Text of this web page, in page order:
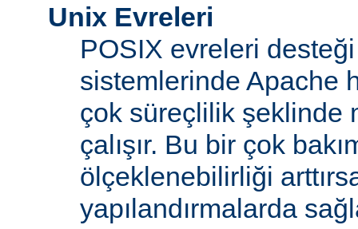
Unix Evreleri
POSIX evreleri
sistemlerinde Apache
çok süreçlilik şeklinde
çalışır. Bu bir çok
ölçeklenebilirliği
yapılandırmalarda